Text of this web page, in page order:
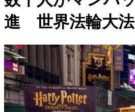
進 世界法輪大法